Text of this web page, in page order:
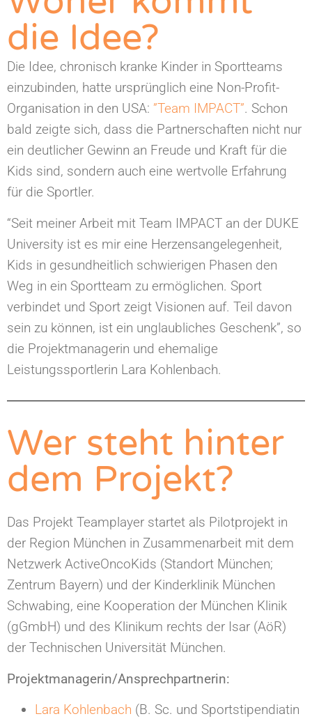
die Idee?
Die Idee, chronisch kranke Kinder in Sportteams
einzubinden, hatte ursprünglich eine Non-Profit-
Organisation in den USA: ”Team IMPACT”. Schon
bald zeigte sich, dass die Partnerschaften nicht nur
ein deutlicher Gewinn an Freude und Kraft für die
Kids sind, sondern auch eine wertvolle Erfahrung
für die Sportler.
“Seit meiner Arbeit mit Team IMPACT an der DUKE
University ist es mir eine Herzensangelegenheit,
Kids in gesundheitlich schwierigen Phasen den
Weg in ein Sportteam zu ermöglichen. Sport
verbindet und Sport zeigt Visionen auf. Teil davon
sein zu können, ist ein unglaubliches Geschenk”, so
die Projektmanagerin und ehemalige
Leistungssportlerin Lara Kohlenbach.
Wer steht hinter
dem Projekt?
Das Projekt Teamplayer startet als Pilotprojekt in
der Region München in Zusammenarbeit mit dem
Netzwerk ActiveOncoKids (Standort München;
Zentrum Bayern) und der Kinderklinik München
Schwabing, eine Kooperation der München Klinik
(gGmbH) und des Klinikum rechts der Isar (AöR)
der Technischen Universität München.
Projektmanagerin/Ansprechpartnerin:
Lara Kohlenbach (B. Sc. und Sportstipendiatin